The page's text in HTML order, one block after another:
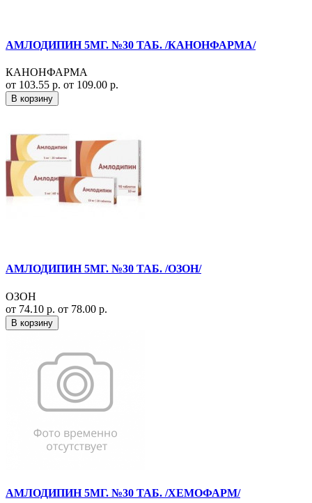
АМЛОДИПИН 5МГ. №30 ТАБ. /КАНОНФАРМА/
КАНОНФАРМА
от 103.55 р. от 109.00 р.
В корзину
АМЛОДИПИН 5МГ. №30 ТАБ. /ОЗОН/
ОЗОН
от 74.10 р. от 78.00 р.
В корзину
АМЛОДИПИН 5МГ. №30 ТАБ. /ХЕМОФАРМ/